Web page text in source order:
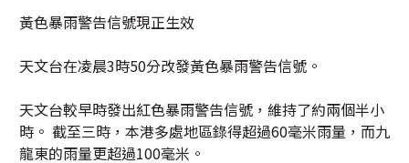
黃色暴雨警告信號現正生效
天文台在凌晨3時50分改發黃色暴雨警告信號。
天文台較早時發出紅色暴雨警告信號，維持了約兩個半小
時。 截至三時，本港多處地區錄得超過60毫米雨量，而九
龍東的雨量更超過100毫米。